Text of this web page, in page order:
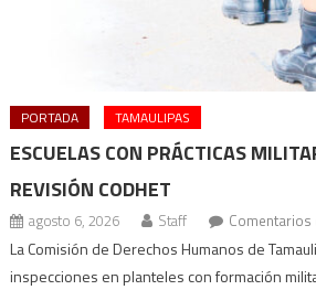
PORTADA TAMAULIPAS
ESCUELAS CON PRÁCTICAS
REVISIÓN CODHET
agosto 6, 2026 Staff Comentarios
La Comisión de Derechos Humanos de
inspecciones en planteles con formación